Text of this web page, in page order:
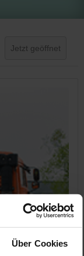
Über Cookies
Jetzt geöffnet